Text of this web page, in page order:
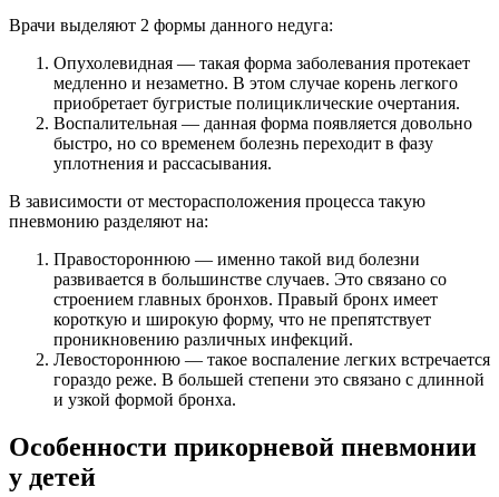
Врачи выделяют 2 формы данного недуга:
Опухолевидная — такая форма заболевания протекает
медленно и незаметно. В этом случае корень легкого
приобретает бугристые полициклические очертания.
Воспалительная — данная форма появляется довольно
быстро, но со временем болезнь переходит в фазу
уплотнения и рассасывания.
В зависимости от месторасположения процесса такую
пневмонию разделяют на:
Правостороннюю — именно такой вид болезни
развивается в большинстве случаев. Это связано со
строением главных бронхов. Правый бронх имеет
короткую и широкую форму, что не препятствует
проникновению различных инфекций.
Левостороннюю — такое воспаление легких встречается
гораздо реже. В большей степени это связано с длинной
и узкой формой бронха.
Особенности прикорневой пневмонии
у детей